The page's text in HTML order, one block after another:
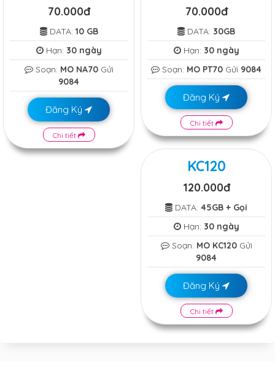
70.000đ
DATA: 10 GB
Hạn: 30 ngày
Soạn: MO NA70Gửi
9084
Đăng Ký
Chi tiết
70.000đ
DATA: 30GB
Hạn: 30 ngày
Soạn: MO PT70 Gửi 9084
Đăng Ký
Chi tiết
KC120
120.000đ
DATA: 45GB + Gọi
Hạn: 30 ngày
Soạn: MO KC120Gửi
9084
Đăng Ký
Chi tiết